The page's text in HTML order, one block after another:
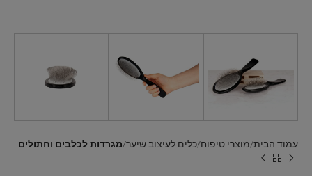
עמוד הבית מוצרי טיפוח כלים לעיצוב שיער מגרדות לכלבים וחתולים